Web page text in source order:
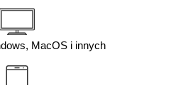
MacOS i innych